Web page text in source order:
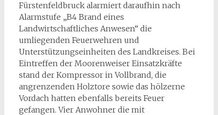
Fürstenfeldbruck alarmiert daraufhin nach
Alarmstufe „B4 Brand eines
Landwirtschaftliches Anwesen“ die
umliegenden Feuerwehren und
Unterstützungseinheiten des Landkreises. Bei
Eintreffen der Moorenweiser Einsatzkräfte
stand der Kompressor in Vollbrand, die
angrenzenden Holztore sowie das hölzerne
Vordach hatten ebenfalls bereits Feuer
gefangen. Vier Anwohner die mit